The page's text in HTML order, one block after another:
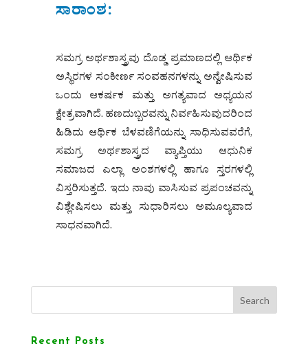
ಸಾರಾಂಶ:
ಸಮಗ್ರ ಅರ್ಥಶಾಸ್ತ್ರವು ದೊಡ್ಡ ಪ್ರಮಾಣದಲ್ಲಿ ಆರ್ಥಿಕ
ಅಸ್ಥಿರಗಳ ಸಂಕೀರ್ಣ ಸಂವಹನಗಳನ್ನು ಅನ್ವೇಷಿಸುವ
ಒಂದು ಆಕರ್ಷಕ ಮತ್ತು ಅಗತ್ಯವಾದ ಅಧ್ಯಯನ
ಕ್ಷೇತ್ರವಾಗಿದೆ. ಹಣದುಬ್ಬರವನ್ನು ನಿರ್ವಹಿಸುವುದರಿಂದ
ಹಿಡಿದು ಆರ್ಥಿಕ ಬೆಳವಣಿಗೆಯನ್ನು ಸಾಧಿಸುವವರೆಗೆ,
ಸಮಗ್ರ ಅರ್ಥಶಾಸ್ತ್ರದ ವ್ಯಾಪ್ತಿಯು ಆಧುನಿಕ
ಸಮಾಜದ ಎಲ್ಲಾ ಅಂಶಗಳಲ್ಲಿ ಹಾಗೂ ಸ್ತರಗಳಲ್ಲಿ
ವಿಸ್ತರಿಸುತ್ತದೆ. ಇದು ನಾವು ವಾಸಿಸುವ ಪ್ರಪಂಚವನ್ನು
ವಿಶ್ಲೇಷಿಸಲು ಮತ್ತು ಸುಧಾರಿಸಲು ಅಮೂಲ್ಯವಾದ
ಸಾಧನವಾಗಿದೆ.
Search
Recent Posts